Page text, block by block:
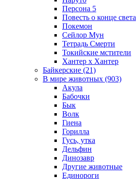
Персона 5
Повесть о конце света
Покемон
Сейлор Мун
Тетрадь Смерти
Токийские мстители
Хантер х Хантер
Байкерские (21)
В мире животных (903)
Акула
Бабочки
Бык
Волк
Гиена
Горилла
Гусь, утка
Дельфин
Динозавр
Другие животные
Единороги